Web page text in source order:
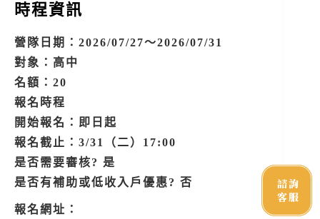
時程資訊
營隊日期：2026/07/27～2026/07/31
對象：高中
名額：20
報名時程
開始報名：即日起
報名截止：3/31（二）17:00
是否需要審核? 是
是否有補助或低收入戶優惠? 否
報名網址：
諮詢
客服